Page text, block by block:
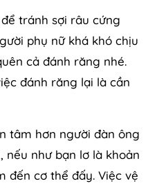
tránh sợi râu cứng
phụ nữ khá khó chịu
cả đánh răng nhé.
đánh răng lại là cần
tâm hơn người đàn ông
nếu như bạn lơ là khoản
đến cơ thể đấy. Việc vệ